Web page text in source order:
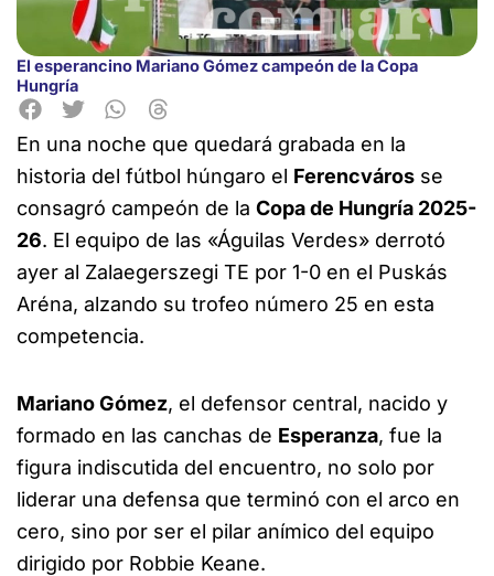
El esperancino Mariano Gómez campeón de la Copa
Hungría
En una noche que quedará grabada en la
historia del fútbol húngaro el Ferencváros se
consagró campeón de la Copa de Hungría 2025-
26. El equipo de las «Águilas Verdes» derrotó
ayer al Zalaegerszegi TE por 1-0 en el Puskás
Aréna, alzando su trofeo número 25 en esta
competencia.
Mariano Gómez, el defensor central, nacido y
formado en las canchas de Esperanza, fue la
figura indiscutida del encuentro, no solo por
liderar una defensa que terminó con el arco en
cero, sino por ser el pilar anímico del equipo
dirigido por Robbie Keane.